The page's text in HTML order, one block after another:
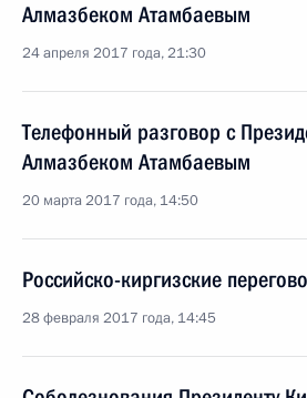
Алмазбеком Атамбаевым
24 апреля 2017 года, 21:30
Телефонный разговор с
Алмазбеком Атамбаевым
20 марта 2017 года, 14:50
Российско-киргизские
28 февраля 2017 года, 14:45